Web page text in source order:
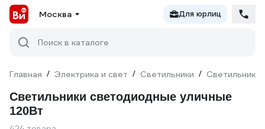
Москва Для юрлиц
Поиск в каталоге
Главная / Электрика и свет / Светильники / Светильники
Светильники светодиодные уличные
120Вт